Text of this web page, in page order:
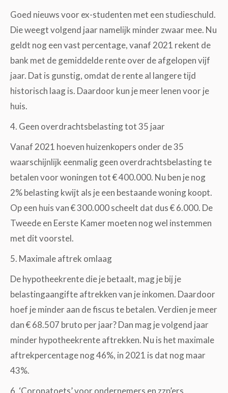
Goed nieuws voor ex-studenten met een studieschuld.
Die weegt volgend jaar namelijk minder zwaar mee. Nu
geldt nog een vast percentage, vanaf 2021 rekent de
bank met de gemiddelde rente over de afgelopen vijf
jaar. Dat is gunstig, omdat de rente al langere tijd
historisch laag is. Daardoor kun je meer lenen voor je
huis.
4. Geen overdrachtsbelasting tot 35 jaar
Vanaf 2021 hoeven huizenkopers onder de 35
waarschijnlijk eenmalig geen overdrachtsbelasting te
betalen voor woningen tot € 400.000. Nu ben je nog
2% belasting kwijt als je een bestaande woning koopt.
Op een huis van € 300.000 scheelt dat dus € 6.000. De
Tweede en Eerste Kamer moeten nog wel instemmen
met dit voorstel.
5. Maximale aftrek omlaag
De hypotheekrente die je betaalt, mag je bij je
belastingaangifte aftrekken van je inkomen. Daardoor
hoef je minder aan de fiscus te betalen. Verdien je meer
dan € 68.507 bruto per jaar? Dan mag je volgend jaar
minder hypotheekrente aftrekken. Nu is het maximale
aftrekpercentage nog 46%, in 2021 is dat nog maar
43%.
6. ‘Coronatoets’ voor ondernemers en zzp’ers